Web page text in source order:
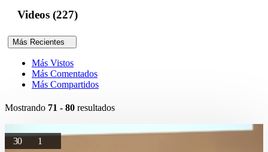
Videos (227)
Más Recientes
Más Vistos
Más Comentados
Más Compartidos
Mostrando 71 - 80 resultados
30 1